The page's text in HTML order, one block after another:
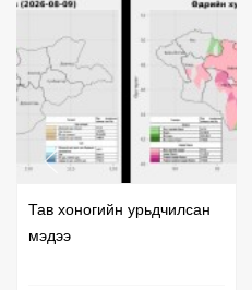
Тав хоногийн урьдчилсан
мэдээ